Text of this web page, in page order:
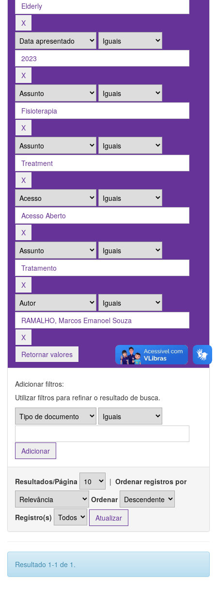
Retornar valores
Adicionar filtros:
Utilizar filtros para refinar o resultado de busca.
Resultados/Página | Ordenar registros por
Ordenar
Registro(s)
Resultado 1-1 de 1.